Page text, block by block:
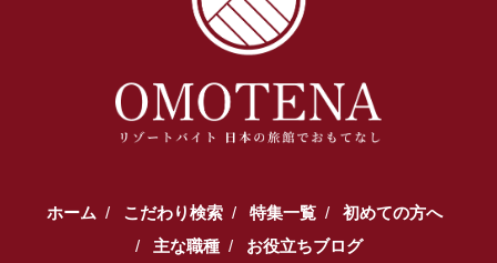
ホーム こだわり検索 特集一覧
初めての方へ
主な職種
お役立ちブログ